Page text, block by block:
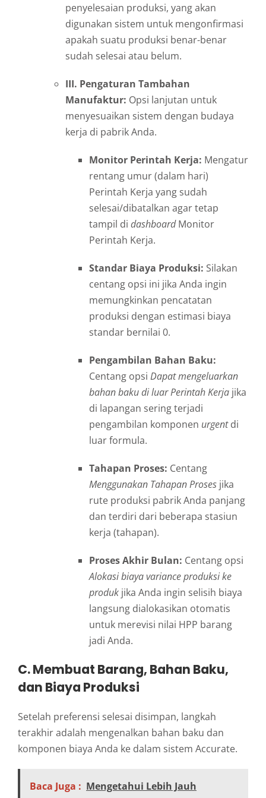
penyelesaian produksi, yang akan
digunakan sistem untuk mengonfirmasi
apakah suatu produksi benar-benar
sudah selesai atau belum.
III. Pengaturan Tambahan
Manufaktur: Opsi lanjutan untuk
menyesuaikan sistem dengan budaya
kerja di pabrik Anda.
Monitor Perintah Kerja: Mengatur
rentang umur (dalam hari)
Perintah Kerja yang sudah
selesai/dibatalkan agar tetap
tampil di dashboardMonitor
Perintah Kerja.
Standar Biaya Produksi: Silakan
centang opsi ini jika Anda ingin
memungkinkan pencatatan
produksi dengan estimasi biaya
standar bernilai 0.
Pengambilan Bahan Baku:
Centang opsi Dapat mengeluarkan
bahan baku di luar Perintah Kerja jika
di lapangan sering terjadi
pengambilan komponen urgentdi
luar formula.
Tahapan Proses: Centang
Menggunakan Tahapan Proses jika
rute produksi pabrik Anda panjang
dan terdiri dari beberapa stasiun
kerja (tahapan).
Proses Akhir Bulan: Centang opsi
Alokasi biaya variance produksi ke
produk jika Anda ingin selisih biaya
langsung dialokasikan otomatis
untuk merevisi nilai HPP barang
jadi Anda.
C. Membuat Barang, Bahan Baku,
dan Biaya Produksi
Setelah preferensi selesai disimpan, langkah
terakhir adalah mengenalkan bahan baku dan
komponen biaya Anda ke dalam sistem Accurate.
Baca Juga : Mengetahui Lebih Jauh